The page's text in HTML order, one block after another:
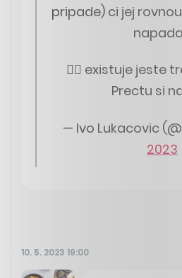
pripade) ci jej
👉🏻 existuje jeste
Prectu si
— Ivo Lukacovic
2023
10. 5. 2023 19:00